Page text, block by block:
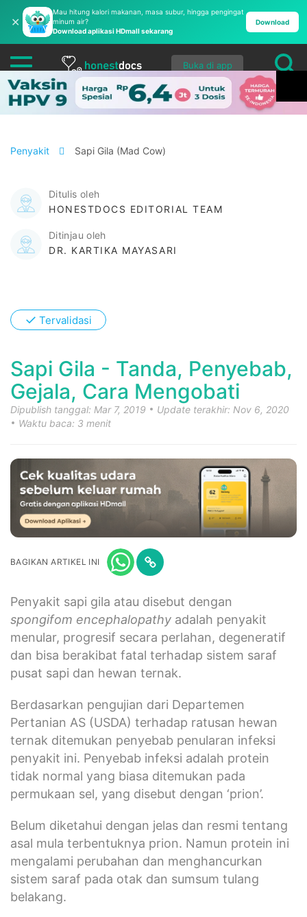
✕
Mau hitung kalori makanan, masa subur, hingga pengingat
minum air?
Download aplikasi HDmall sekarang
Download
Buka di app
Penyakit Sapi Gila (Mad Cow)
Ditulis oleh
HONESTDOCS EDITORIAL TEAM
Ditinjau oleh
DR. KARTIKA MAYASARI
✓ Tervalidasi
Sapi Gila - Tanda, Penyebab,
Gejala, Cara Mengobati
Dipublish tanggal: Mar 7, 2019
Update terakhir: Nov 6, 2020
Waktu baca: 3 menit
BAGIKAN ARTIKEL INI
Penyakit sapi gila atau disebut dengan
spongifom encephalopathy adalah penyakit
menular, progresif secara perlahan, degeneratif
dan bisa berakibat fatal terhadap sistem saraf
pusat sapi dan hewan ternak.
Berdasarkan pengujian dari Departemen
Pertanian AS (USDA) terhadap ratusan hewan
ternak ditemukan penyebab penularan infeksi
penyakit ini. Penyebab infeksi adalah protein
tidak normal yang biasa ditemukan pada
permukaan sel, yang disebut dengan ‘prion’.
Belum diketahui dengan jelas dan resmi tentang
asal mula terbentuknya prion. Namun protein ini
mengalami perubahan dan menghancurkan
sistem saraf pada otak dan sumsum tulang
belakang.